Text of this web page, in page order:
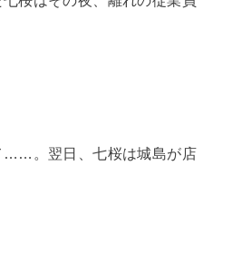
……。翌日、七桜は城島が店